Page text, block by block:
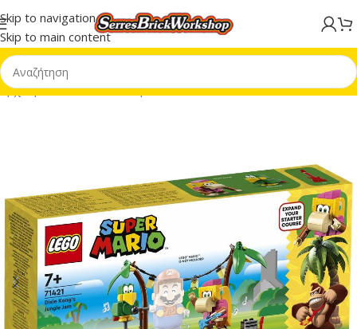
Skip to navigation
Skip to main content
Αρχική σελίδα/LEGO® Super Mario™